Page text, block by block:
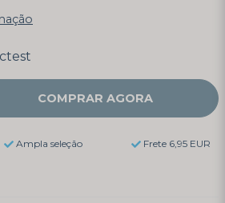
COMPRAR AGORA
Ampla seleção Frete 6,95 EUR